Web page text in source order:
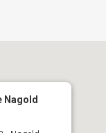
Nagold